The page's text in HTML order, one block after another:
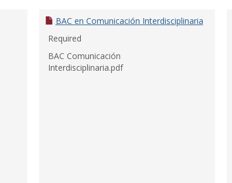
BAC en Comunicación Interdisciplinaria
Required
BAC Comunicación
Interdisciplinaria.pdf